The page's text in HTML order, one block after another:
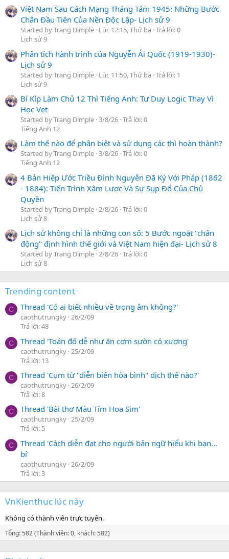
Việt Nam Sau Cách Mạng Tháng Tám 1945: Những Bước
Chân Đầu Tiên Của Nền Độc Lập- Lịch sử 9
Started by Trang Dimple Lúc 12:15, Thứ ba Trả lời: 0
Lịch sử 9
Phân tích hành trình của Nguyễn Ái Quốc (1919-1930)-
Lịch sử 9
Started by Trang Dimple Lúc 11:50, Thứ ba Trả lời: 1
Lịch sử 9
Bí Kíp Làm Chủ 12 Thì Tiếng Anh: Tư Duy Logic Thay Vì
Học Vẹt
Started by Trang Dimple 3/8/26 Trả lời: 0
Tiếng Anh 12
Làm thế nào để phân biệt và sử dụng các thì hoàn thành?
Started by Trang Dimple 3/8/26 Trả lời: 0
Tiếng Anh 12
4 Bản Hiệp Ước Triều Đình Nguyễn Đã Ký Với Pháp (1862
- 1884): Tiến Trình Xâm Lược Và Sự Sụp Đổ Của Chủ
Quyền
Started by Trang Dimple 2/8/26 Trả lời: 0
Lịch sử 8
Lịch sử không chỉ là những con số: 5 Bước ngoặt "chấn
động" định hình thế giới và Việt Nam hiện đại- Lịch sử 8
Started by Trang Dimple 2/8/26 Trả lời: 0
Lịch sử 8
Trending content
C Thread 'Có ai biết nhiều về trọng âm không?'
caothutrungky 26/2/09
Trả lời: 48
C Thread 'Toán đố dễ như ăn cơm sườn có xương'
caothutrungky 25/2/09
Trả lời: 13
C Thread 'Cụm từ "diễn biến hòa bình" dịch thế nào?'
caothutrungky 26/2/09
Trả lời: 8
C Thread 'Bài thơ Màu Tím Hoa Sim'
caothutrungky 25/2/09
Trả lời: 5
C
Thread 'Cách diễn đạt cho người bản ngữ hiểu khi bạn…
bí'
caothutrungky 26/2/09
Trả lời: 3
VnKienthuc lúc này
Không có thành viên trực tuyến.
Tổng: 582 (Thành viên: 0, khách: 582)